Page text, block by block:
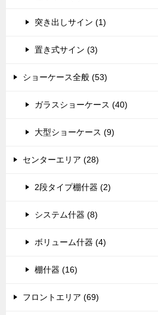
突き出しサイン (1)
置き式サイン (3)
ショーケース全般 (53)
ガラスショーケース (40)
大型ショーケース (9)
センターエリア (28)
2段タイプ棚什器 (2)
システム什器 (8)
ボリューム什器 (4)
棚什器 (16)
フロントエリア (69)